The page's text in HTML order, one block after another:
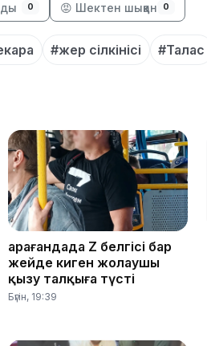
0 😡 Шектен шыққан 0
#жер сілкінісі #Талас
Қарағандада Z белгісі бар
жейде киген жолаушы
қызу талқыға түсті
Бүгін, 19:39